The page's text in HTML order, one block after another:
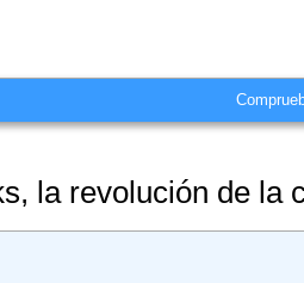
la revolución de la